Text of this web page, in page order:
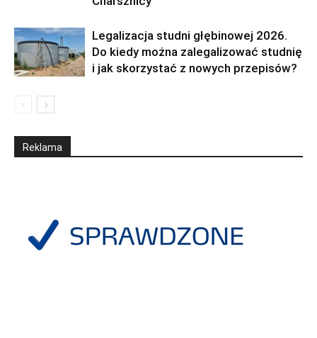
Legalizacja studni głębinowej 2026.
Do kiedy można zalegalizować studnię
i jak skorzystać z nowych przepisów?
Reklama